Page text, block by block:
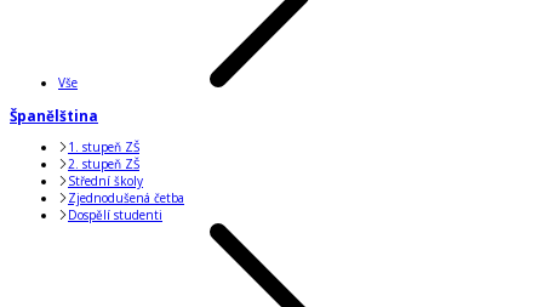
Vše
Španělština
1. stupeň ZŠ
2. stupeň ZŠ
Střední školy
Zjednodušená četba
Dospělí studenti